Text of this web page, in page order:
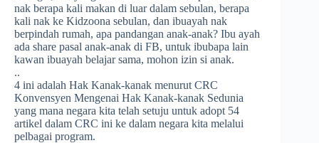
nak berapa kali makan di luar dalam sebulan, berapa
kali nak ke Kidzoona sebulan, dan ibuayah nak
berpindah rumah, apa pandangan anak-anak? Ibu ayah
ada share pasal anak-anak di FB, untuk ibubapa lain
kawan ibuayah belajar sama, mohon izin si anak.
..
4 ini adalah Hak Kanak-kanak menurut CRC
Konvensyen Mengenai Hak Kanak-kanak Sedunia
yang mana negara kita telah setuju untuk adopt 54
artikel dalam CRC ini ke dalam negara kita melalui
pelbagai program.